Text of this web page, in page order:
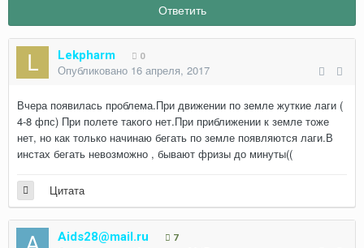
Ответить
Lekpharm 0
Опубликовано 16 апреля, 2017
Вчера появилась проблема.При движении по земле жуткие лаги (
4-8 фпс) При полете такого нет.При приближении к земле тоже
нет, но как только начинаю бегать по земле появляются лаги.В
инстах бегать невозможно , бывают фризы до минуты((
Цитата
Aids28@mail.ru 7